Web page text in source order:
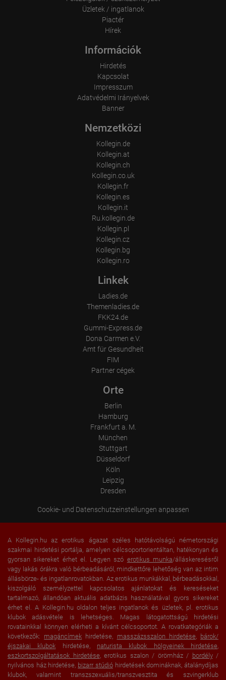
Üzletek / ingatlanok
Piactér
Hírek
Információk
Hirdetés
Kapcsolat
Impresszum
Adatvédelmi Irányelvek
Banner
Nemzetközi
Kollegin.de
Kollegin.at
Kollegin.ch
Kollegin.co.uk
Kollegin.fr
Kollegin.es
Kollegin.it
Ru.kollegin.de
Kollegin.pl
Kollegin.cz
Kollegin.bg
Kollegin.ro
Linkek
Ladies.de
Themenladies.de
FKK24.de
Gummi-Express.de
Dona Carmen e.V.
Amt für Gesundheit
FIM
Partner cégek
Orte
Berlin
Hamburg
Frankfurt a. M.
München
Stuttgart
Düsseldorf
Köln
Leipzig
Dresden
Cookie- und Datenschutzeinstellungen anpassen
A Kollegin.hu az erotikus ágazat széles hatótávolságú németországi
szakmai hirdetési portálja, amelyen célcsoportorientáltan, hatékonyan és
gyorsan sikereket érhet el. Legyen szó erotikus munka/álláskeresésről
vagy lakás órákra való bérbeadásáról, mindkettőre lehetőség van az intim
állásbörze- és ingatlanrovatokban. Az erotikus munkákkal, bérbeadásokkal,
kiszolgáló személyzettel kapcsolatos ajánlatokat és kereséseket
tartalmazó, állandóan aktuális adatbázis használatával gyors sikereket
érhet el. A Kollegin.hu oldalon teljes ingatlanok és üzletek, pl. erotikus
klubok adásvétele is lehetséges. Magas látogatottságú hirdetési
rovatainkkal könnyen elérheti a kívánt célcsoportot. A rovatkategóriák a
következők: magáncímek hirdetése, masszázsszalon hirdetése, bárok/
éjszakai klubok hirdetése, naturista klubok hölgyeinek hirdetése,
eszkortszolgáltatások hirdetése, erotikus szalon / örömház / bordély/
nyilvános ház hirdetése, bizarr stúdióhirdetések domináknak, átalánydíjas
klubok, valamint transzszexuális/transzvesztita és szvingerklub